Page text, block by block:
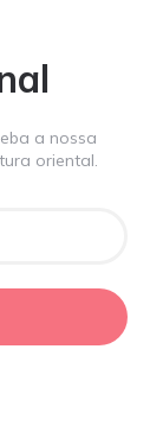
a nossa
oriental.